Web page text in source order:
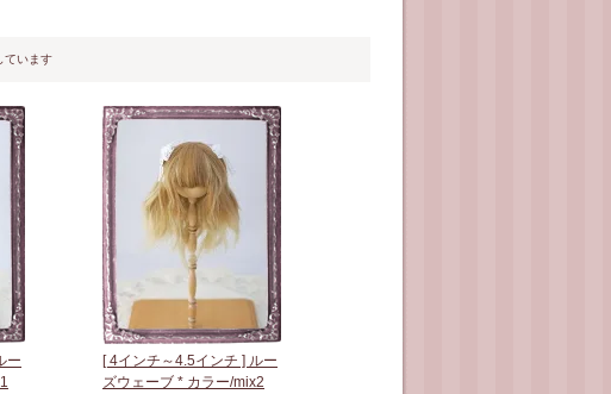
ています
ー
[ 4インチ～4.5インチ ] ルー
ズウェーブ * カラー/mix2